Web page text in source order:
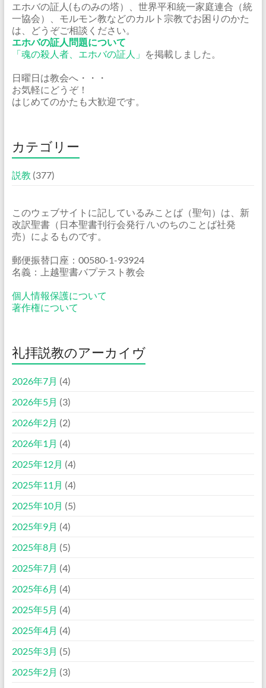
エホバの証人(ものみの塔）、世界平和統一家庭連合（統
一協会）、モルモン教などのカルト宗教でお困りのかた
は、どうぞご相談ください。
エホバの証人問題について
「魂の殺人者、エホバの証人」 を掲載しました。
日曜日は教会へ・・・
お気軽にどうぞ！
はじめてのかたも大歓迎です。
カテゴリー
説教 (377)
このウェブサイトに記しているみことば（聖句）は、新
改訳聖書（日本聖書刊行会発行 /いのちのことば社発
売）によるものです。
郵便振替口座：00580-1-93924
名義：上越聖書バプテスト教会
個人情報保護について
著作権について
礼拝説教のアーカイヴ
2026年7月 (4)
2026年5月 (3)
2026年2月 (2)
2026年1月 (4)
2025年12月 (4)
2025年11月 (4)
2025年10月 (5)
2025年9月 (4)
2025年8月 (5)
2025年7月 (4)
2025年6月 (4)
2025年5月 (4)
2025年4月 (4)
2025年3月 (5)
2025年2月 (3)